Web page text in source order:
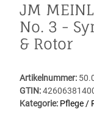
JM
No. 3 -
& Rotor
Artikelnummer:
GTIN:
Kategorie: Pflege /